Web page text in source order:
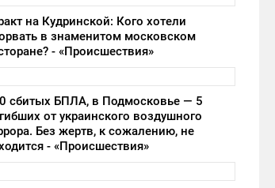
на Кудринской: Кого хотели
в знаменитом московском
- «Происшествия»
сбитых БПЛА, в Подмосковье — 5
от украинского воздушного
Без жертв, к сожалению, не
- «Происшествия»